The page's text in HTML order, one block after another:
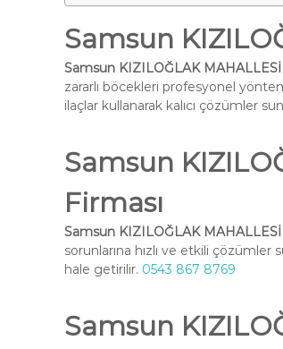
Samsun
Samsun KIZILOĞLAK
zararlı böcekleri profesyonel
ilaçlar kullanarak kalıcı çözümler
Samsun
Firması
Samsun KIZILOĞLAK
sorunlarına hızlı ve etkili
hale getirilir. 0543 867 8769
Samsun